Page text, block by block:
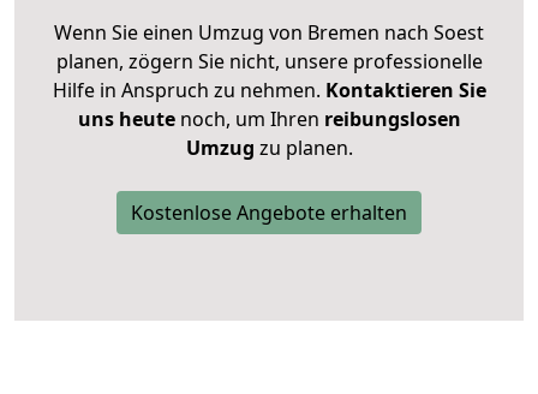
Wenn Sie einen Umzug von Bremen nach Soest
planen, zögern Sie nicht, unsere professionelle
Hilfe in Anspruch zu nehmen. Kontaktieren Sie
uns heutenoch, um Ihren reibungslosen
Umzug zu planen.
Kostenlose Angebote erhalten